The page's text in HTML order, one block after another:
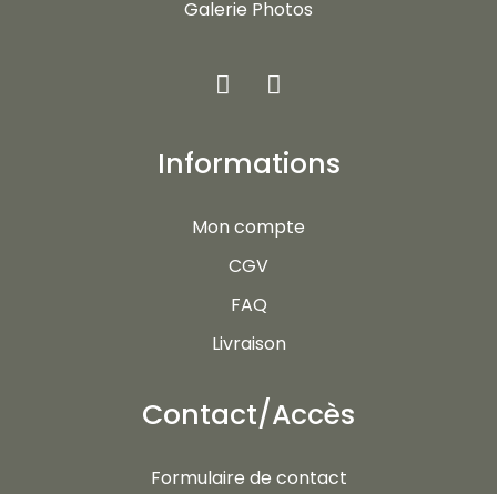
Galerie Photos
Informations
Mon compte
CGV
FAQ
Livraison
Contact/Accès
Formulaire de contact